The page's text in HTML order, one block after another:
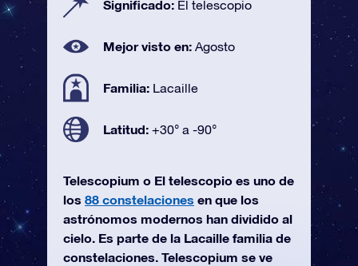
Significado: El telescopio
Mejor visto en: Agosto
Familia: Lacaille
Latitud: +30° a -90°
Telescopium o El telescopio es uno de
los 88 constelaciones en que los
astrónomos modernos han dividido al
cielo. Es parte de la Lacaille familia de
constelaciones. Telescopium se ve